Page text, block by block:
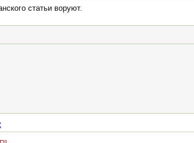
статьи воруют.